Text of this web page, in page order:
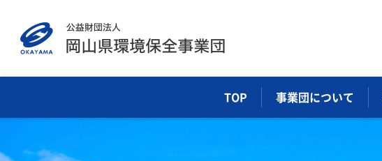
TOP 事業団について